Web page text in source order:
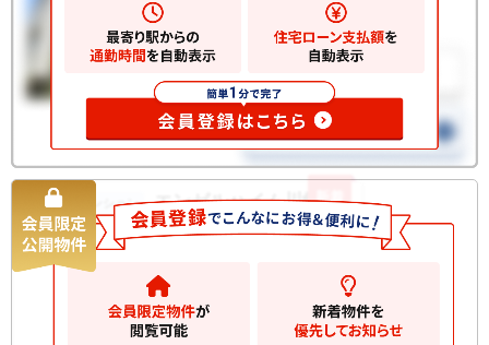
新着
中古マンション エンゼルハイム川崎第2
建物